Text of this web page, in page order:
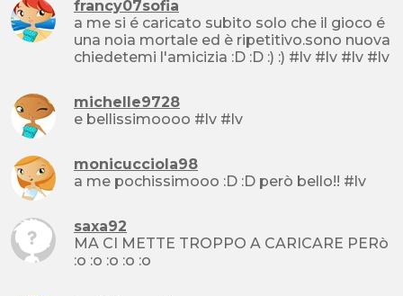
francy07sofia
a me si é caricato subito solo che il gioco é
una noia mortale ed è ripetitivo.sono nuova
chiedetemi l'amicizia :D :D :) :) #lv #lv #lv #lv
michelle9728
e bellissimoooo #lv #lv
monicucciola98
a me pochissimooo :D :D però bello!! #lv
saxa92
MA CI METTE TROPPO A CARICARE PERò
:o :o :o :o :o